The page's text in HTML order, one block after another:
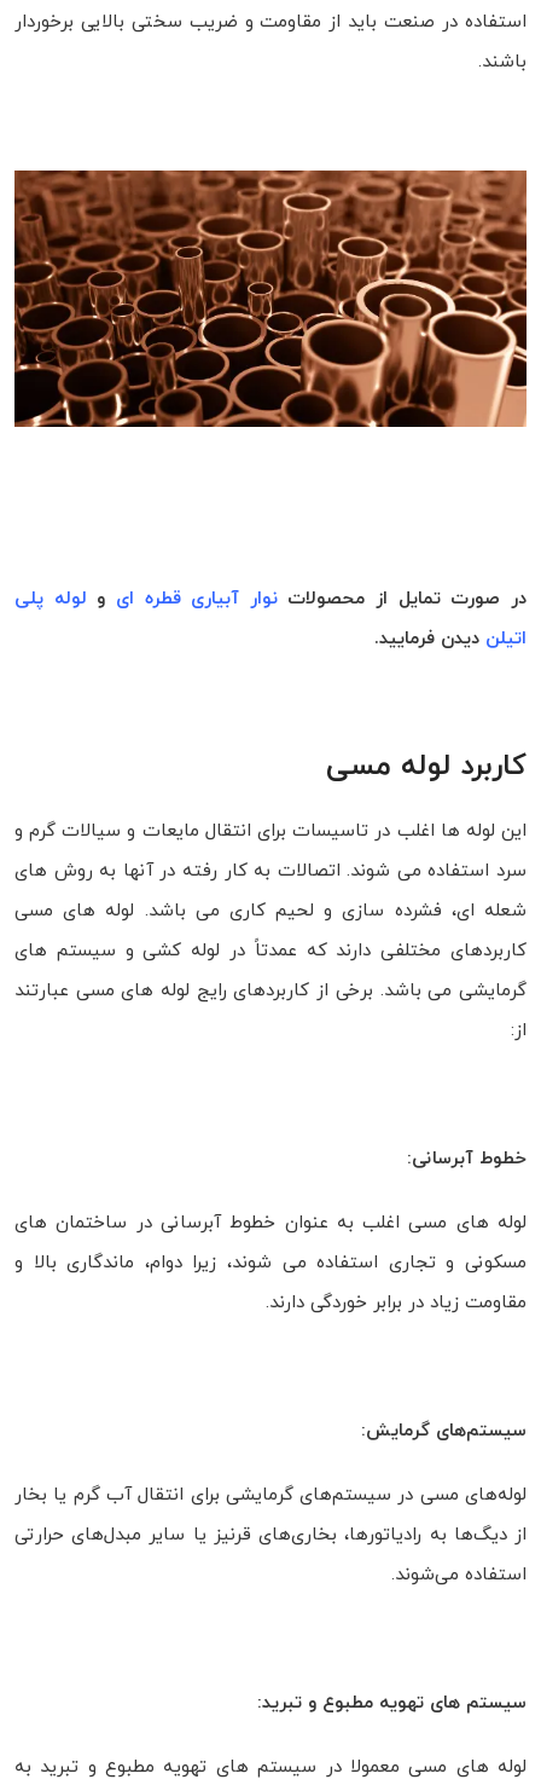
استفاده در صنعت باید از مقاومت و ضریب سختی بالایی برخوردار
باشند.
در صورت تمایل از محصولاتنوار آبیاری قطره ای و لوله پلی
اتیلن دیدن فرمایید.
کاربرد لوله مسی
این لوله ها اغلب در تاسیسات برای انتقال مایعات و سیالات گرم و
سرد استفاده می شوند. اتصالات به کار رفته در آنها به روش های
شعله ای، فشرده سازی و لحیم کاری می باشد. لوله های مسی
کاربردهای مختلفی دارند که عمدتاً در لوله کشی و سیستم های
گرمایشی می باشد. برخی از کاربردهای رایج لوله های مسی عبارتند
از:
خطوط آبرسانی:
لوله های مسی اغلب به عنوان خطوط آبرسانی در ساختمان های
مسکونی و تجاری استفاده می شوند، زیرا دوام، ماندگاری بالا و
مقاومت زیاد در برابر خوردگی دارند.
سیستم‌های گرمایش:
لوله‌های مسی در سیستم‌های گرمایشی برای انتقال آب گرم یا بخار
از دیگ‌ها به رادیاتورها، بخاری‌های قرنیز یا سایر مبدل‌های حرارتی
استفاده می‌شوند.
سیستم های تهویه مطبوع و تبرید:
لوله های مسی معمولا در سیستم های تهویه مطبوع و تبرید به